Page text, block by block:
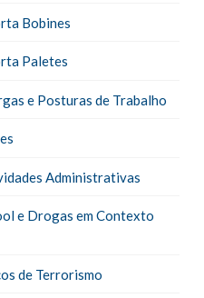
Bobines
Paletes
e Posturas de Trabalho
Administrativas
e Drogas em Contexto
de Terrorismo